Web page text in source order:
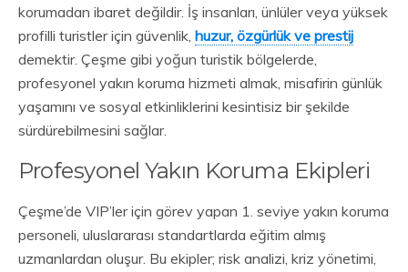
korumadan ibaret değildir. İş insanları, ünlüler veya yüksek
profilli turistler için güvenlik, huzur, özgürlük ve prestij
demektir. Çeşme gibi yoğun turistik bölgelerde,
profesyonel yakın koruma hizmeti almak, misafirin günlük
yaşamını ve sosyal etkinliklerini kesintisiz bir şekilde
sürdürebilmesini sağlar.
Profesyonel Yakın Koruma Ekipleri
Çeşme’de VIP’ler için görev yapan 1. seviye yakın koruma
personeli, uluslararası standartlarda eğitim almış
uzmanlardan oluşur. Bu ekipler; risk analizi, kriz yönetimi,